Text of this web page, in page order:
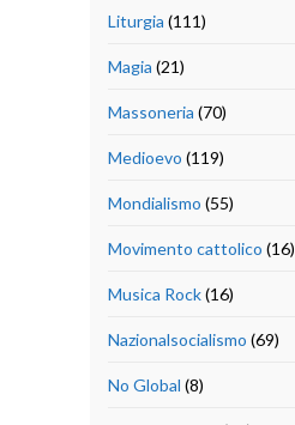
Liturgia (111)
Magia (21)
Massoneria (70)
Medioevo (119)
Mondialismo (55)
Movimento cattolico (16)
Musica Rock(16)
Nazionalsocialismo (69)
No Global (8)